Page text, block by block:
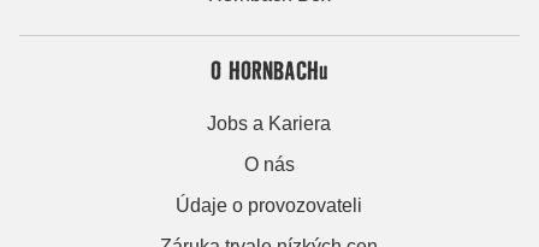
O HORNBACHu
Jobs a Kariera
O nás
Údaje o provozovateli